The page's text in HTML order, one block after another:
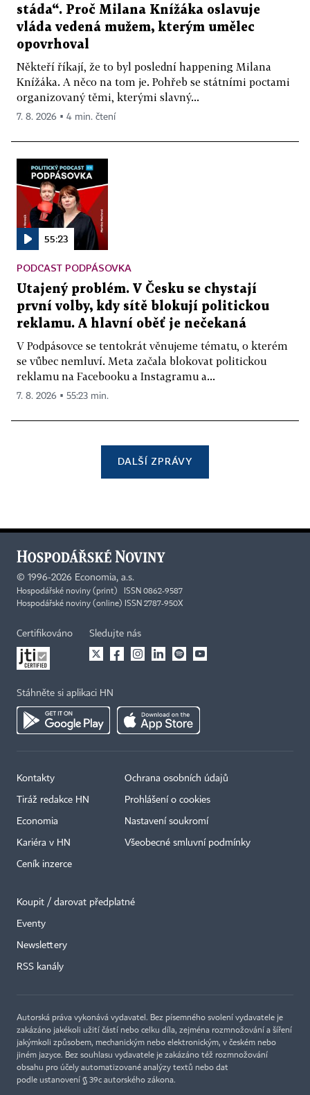
stáda“. Proč Milana Knížáka oslavuje
vláda vedená mužem, kterým umělec
opovrhoval
Někteří říkají, že to byl poslední happening Milana
Knížáka. A něco na tom je. Pohřeb se státními poctami
organizovaný těmi, kterými slavný...
7. 8. 2026 ▪ 4 min. čtení
55:23
PODCAST PODPÁSOVKA
Utajený problém. V Česku se chystají
první volby, kdy sítě blokují politickou
reklamu. A hlavní oběť je nečekaná
V Podpásovce se tentokrát věnujeme tématu, o kterém
se vůbec nemluví. Meta začala blokovat politickou
reklamu na Facebooku a Instagramu a...
7. 8. 2026 ▪ 55:23 min.
DALŠÍ ZPRÁVY
© 1996-2026 Economia, a.s.
Hospodářské noviny (print) ISSN 0862-9587
Hospodářské noviny (online) ISSN 2787-950X
Certifikováno Sledujte nás
Stáhněte si aplikaci HN
Kontakty
Tiráž redakce HN
Economia
Kariéra v HN
Ceník inzerce
Ochrana osobních údajů
Prohlášení o cookies
Nastavení soukromí
Všeobecné smluvní podmínky
Koupit / darovat předplatné
Eventy
Newslettery
RSS kanály
Autorská práva vykonává vydavatel. Bez písemného svolení vydavatele je
zakázáno jakékoli užití částí nebo celku díla, zejména rozmnožování a šíření
jakýmkoli způsobem, mechanickým nebo elektronickým, v českém nebo
jiném jazyce. Bez souhlasu vydavatele je zakázáno též rozmnožování
obsahu pro účely automatizované analýzy textů nebo dat
podle ustanovení § 39c autorského zákona.